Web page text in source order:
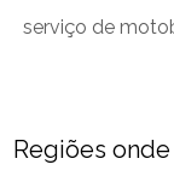
serviço de
Regiões